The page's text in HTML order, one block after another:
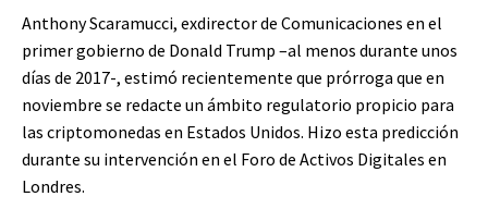
Anthony Scaramucci, exdirector de Comunicaciones en el
primer gobierno de Donald Trump –al menos durante unos
días de 2017-, estimó recientemente que prórroga que en
noviembre se redacte un ámbito regulatorio propicio para
las criptomonedas en Estados Unidos. Hizo esta predicción
durante su intervención en el Foro de Activos Digitales en
Londres.